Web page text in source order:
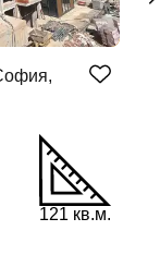
121 кв.м.